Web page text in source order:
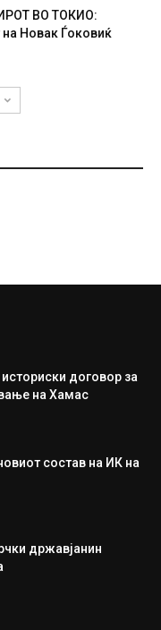
ВО ТОКИО:
на Новак Ѓоковиќ
договор за
на Хамас
состав на ИК на
државјанин